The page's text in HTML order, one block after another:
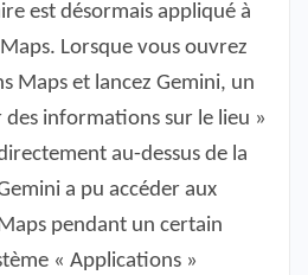
est désormais appliqué à
Lorsque vous ouvrez
Maps et lancez Gemini, un
informations sur le lieu »
au-dessus de la
a pu accéder aux
pendant un certain
« Applications »